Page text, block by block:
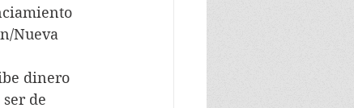
Nueva
dinero
de